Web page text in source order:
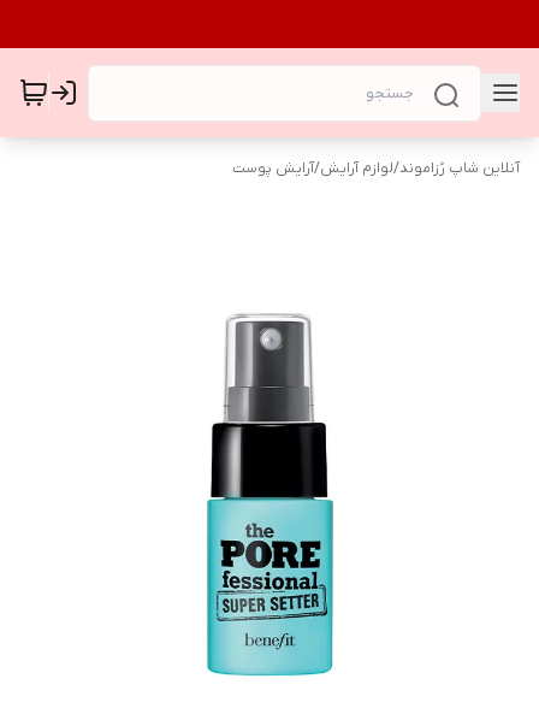
آنلاین شاپ رُزاموند/لوازم آرایش/آرایش پوست